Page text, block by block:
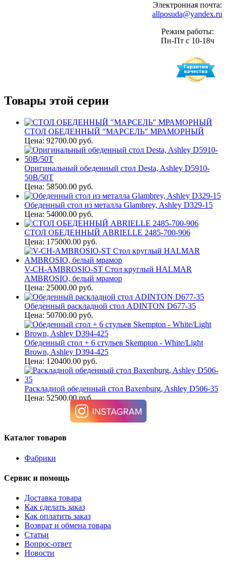
Электронная почта:
allposuda@yandex.ru
Режим работы:
Пн-Пт с 10-18ч
Товары этой серии
СТОЛ ОБЕДЕННЫЙ "МАРСЕЛЬ" МРАМОРНЫЙ
Цена: 92700.00 руб.
Оригинальный обеденный стол Desta, Ashley D5910-
50B/50T
Цена: 58500.00 руб.
Обеденный стол из металла Glambrey, Ashley D329-15
Цена: 54000.00 руб.
СТОЛ ОБЕДЕННЫЙ ABRIELLE 2485-700-906
Цена: 175000.00 руб.
V-CH-AMBROSIO-ST Стол круглый HALMAR
AMBROSIO, белый мрамор
Цена: 25000.00 руб.
Обеденный раскладной стол ADINTON D677-35
Цена: 50700.00 руб.
Обеденный стол + 6 стульев Skempton - White/Light
Brown, Ashley D394-425
Цена: 120400.00 руб.
Раскладной обеденный стол Baxenburg, Ashley D506-35
Цена: 52500.00 руб.
Каталог товаров
Фабрики
Сервис и помощь
Доставка товара
Как сделать заказ
Как оплатить заказ
Возврат и обмена товара
Статьи
Вопрос-ответ
Новости